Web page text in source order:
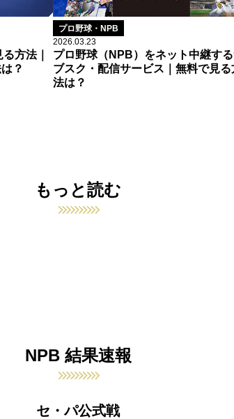
方法｜
？
プロ野球・NPB
2026.03.23
プロ野球（NPB）をネット中継す
ブスク・配信サービス｜無料で見る
法は？
もっと読む
NPB 結果速報
セ・パ公式戦